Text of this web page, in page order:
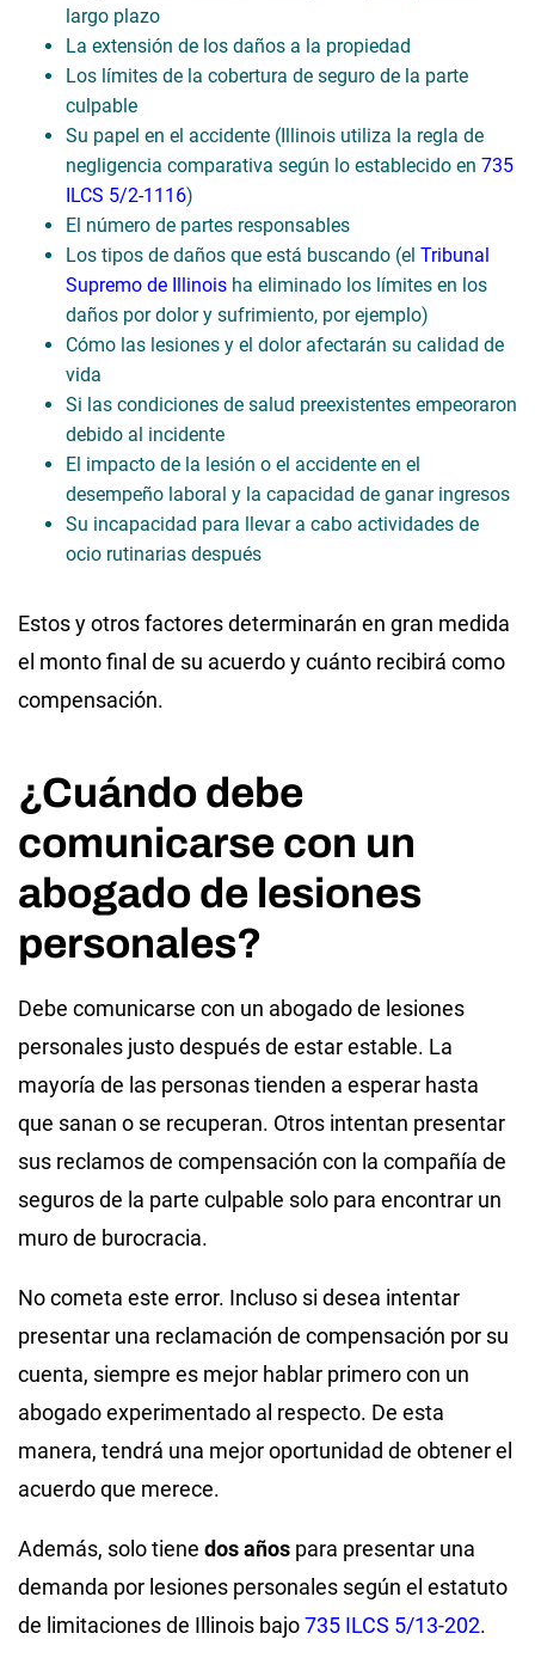
largo plazo
La extensión de los daños a la propiedad
Los límites de la cobertura de seguro de la parte
culpable
Su papel en el accidente (Illinois utiliza la regla de
negligencia comparativa según lo establecido en 735
ILCS 5/2-1116)
El número de partes responsables
Los tipos de daños que está buscando (el Tribunal
Supremo de Illinois ha eliminado los límites en los
daños por dolor y sufrimiento, por ejemplo)
Cómo las lesiones y el dolor afectarán su calidad de
vida
Si las condiciones de salud preexistentes empeoraron
debido al incidente
El impacto de la lesión o el accidente en el
desempeño laboral y la capacidad de ganar ingresos
Su incapacidad para llevar a cabo actividades de
ocio rutinarias después
Estos y otros factores determinarán en gran medida
el monto final de su acuerdo y cuánto recibirá como
compensación.
¿Cuándo debe
comunicarse con un
abogado de lesiones
personales?
Debe comunicarse con un abogado de lesiones
personales justo después de estar estable. La
mayoría de las personas tienden a esperar hasta
que sanan o se recuperan. Otros intentan presentar
sus reclamos de compensación con la compañía de
seguros de la parte culpable solo para encontrar un
muro de burocracia.
No cometa este error. Incluso si desea intentar
presentar una reclamación de compensación por su
cuenta, siempre es mejor hablar primero con un
abogado experimentado al respecto. De esta
manera, tendrá una mejor oportunidad de obtener el
acuerdo que merece.
Además, solo tiene dos años para presentar una
demanda por lesiones personales según el estatuto
de limitaciones de Illinois bajo735 ILCS 5/13-202.